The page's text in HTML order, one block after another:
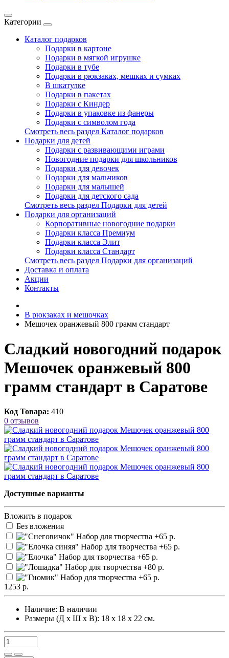
Категории
Каталог подарков
Подарки в картоне
Подарки в мягкой игрушке
Подарки в тубе
Подарки в рюкзаках, мешках и сумках
В шкатулке
Подарки в пакетах
Подарки с Киндер
Подарки в упаковке из фанеры
Подарки с символом года
Смотреть весь раздел Каталог подарков
Подарки для детей
Подарки с развивающими играми
Новогодние подарки для школьников
Подарки для девочек
Подарки для мальчиков
Подарки для малышей
Подарки для детского сада
Смотреть весь раздел Подарки для детей
Подарки для организаций
Корпоративные новогодние подарки
Подарки класса Премиум
Подарки класса Элит
Подарки класса Стандарт
Смотреть весь раздел Подарки для организаций
Доставка и оплата
Акции
Контакты
В рюкзаках и мешочках
Мешочек оранжевый 800 грамм стандарт
Сладкий новогодний подарок
Мешочек оранжевый 800
грамм стандарт в Саратове
Код Товара: 410
0 отзывов
Доступные варианты
Вложить в подарок
Без вложения
1253 р.
Наличие: В наличии
Размеры (Д х Ш х В): 18 х 18 х 22 см.